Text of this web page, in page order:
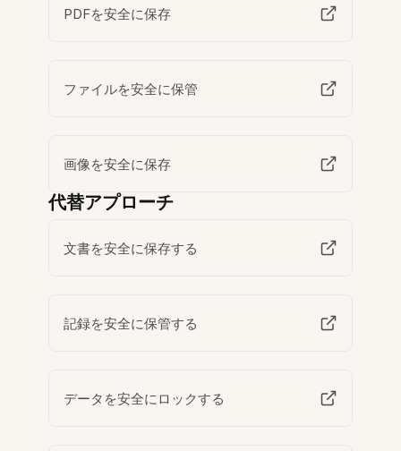
PDFを安全に保存
ファイルを安全に保管
画像を安全に保存
代替アプローチ
文書を安全に保存する
記録を安全に保管する
データを安全にロックする